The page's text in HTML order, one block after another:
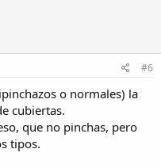
o
e
#6
o normales) la
cubiertas.
que no pinchas, pero
tipos.